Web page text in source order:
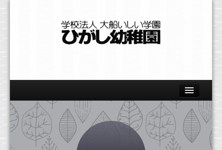
Home
園の概要
教育の特色